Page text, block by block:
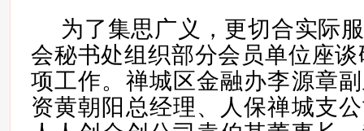
为了集思广义，更切合实际
会秘书处组织部分会员单位座
项工作。禅城区金融办李源章
资黄朝阳总经理、人保禅城支